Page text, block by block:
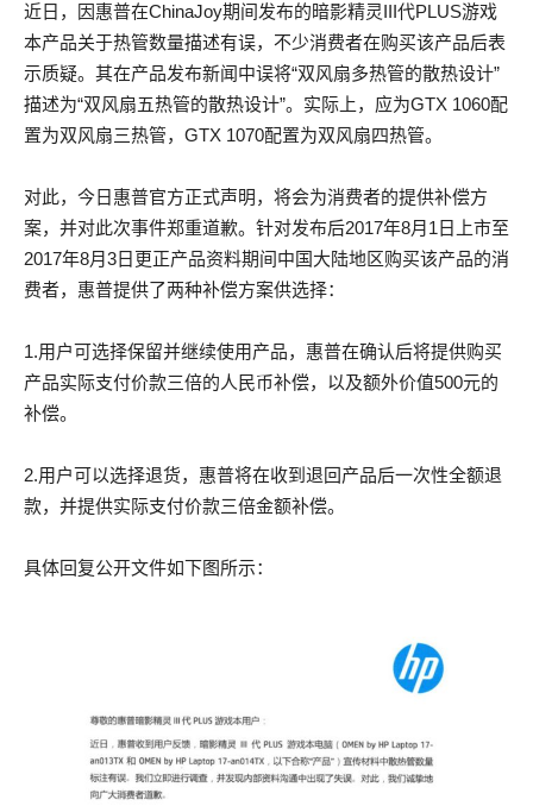
近日，因惠普在ChinaJoy期间发布的暗影精灵III代PLUS游戏
本产品关于热管数量描述有误，不少消费者在购买该产品后表
示质疑。其在产品发布新闻中误将“双风扇多热管的散热设计”
描述为“双风扇五热管的散热设计”。实际上，应为GTX 1060配
置为双风扇三热管，GTX 1070配置为双风扇四热管。
对此，今日惠普官方正式声明，将会为消费者的提供补偿方
案，并对此次事件郑重道歉。针对发布后2017年8月1日上市至
2017年8月3日更正产品资料期间中国大陆地区购买该产品的消
费者，惠普提供了两种补偿方案供选择：
1.用户可选择保留并继续使用产品，惠普在确认后将提供购买
产品实际支付价款三倍的人民币补偿，以及额外价值500元的
补偿。
2.用户可以选择退货，惠普将在收到退回产品后一次性全额退
款，并提供实际支付价款三倍金额补偿。
具体回复公开文件如下图所示：